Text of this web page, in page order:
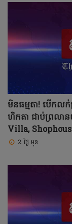
មិនធម្មតា! បើកល
ហិកតា ជាប់ព្រលា
Villa,
2 ថ្ងៃ មុន